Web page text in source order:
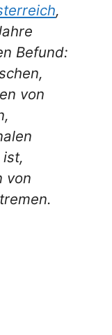
,
Befund:
von
von